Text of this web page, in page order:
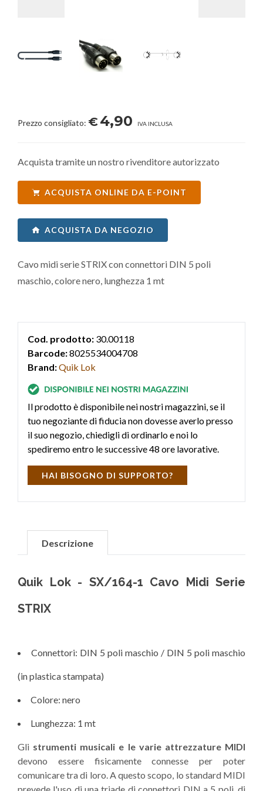
Prezzo consigliato: €4,90 IVA INCLUSA
Acquista tramite un nostro rivenditore autorizzato
ACQUISTA ONLINE DA E-POINT
ACQUISTA DA NEGOZIO
Cavo midi serie STRIX con connettori DIN 5 poli
maschio, colore nero, lunghezza 1 mt
Cod. prodotto: 30.00118
Barcode:8025534004708
Brand:Quik Lok
Il prodotto è disponibile nei nostri magazzini, se il
tuo negoziante di fiducia non dovesse averlo presso
il suo negozio, chiedigli di ordinarlo e noi lo
spediremo entro le successive 48 ore lavorative.
HAI BISOGNO DI SUPPORTO?
Descrizione
Quik Lok - SX/164-1 Cavo Midi Serie
STRIX
Connettori: DIN 5 poli maschio / DIN 5 poli maschio
(in plastica stampata)
Colore: nero
Lunghezza: 1 mt
Gli strumenti musicali e le varie attrezzature MIDI
devono essere fisicamente connesse per poter
comunicare tra di loro. A questo scopo, lo standard MIDI